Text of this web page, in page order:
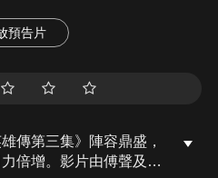
預告片
傳第三集》陣容鼎盛，
倍增。影片由傅聲及妞